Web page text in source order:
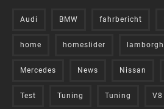
Audi BMW fahrbericht
home homeslider
Mercedes News Nissan
Test Tuning Tuning V8